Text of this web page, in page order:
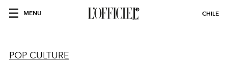
MENU CHILE
POP CULTURE